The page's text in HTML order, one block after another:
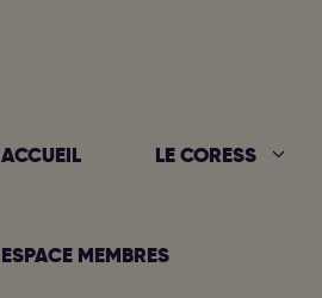
ACCUEIL LE CORESS
ESPACE MEMBRES